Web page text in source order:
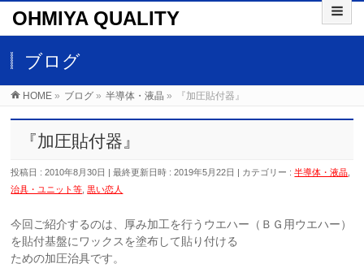
OHMIYA QUALITY
ブログ
HOME » ブログ » 半導体・液晶 » 『加圧貼付器』
『加圧貼付器』
投稿日 : 2010年8月30日 最終更新日時 : 2019年5月22日 カテゴリー :半導体・液晶
治具・ユニット等 ,黒い恋人
今回ご紹介するのは、厚み加工を行うウエハー（ＢＧ用ウエハー）
を貼付基盤にワックスを塗布して貼り付ける
ための加圧治具です。